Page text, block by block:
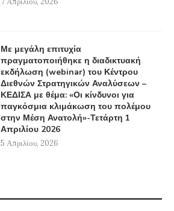
Με μεγάλη επιτυχία
πραγματοποιήθηκε η διαδικτυακή
εκδήλωση (webinar) του Κέντρου
Διεθνών Στρατηγικών Αναλύσεων –
ΚΕΔΙΣΑ με θέμα: «Οι κίνδυνοι για
παγκόσμια κλιμάκωση του πολέμου
στην Μέση Ανατολή»-Τετάρτη 1
Απριλίου 2026
5 Απριλίου, 2026